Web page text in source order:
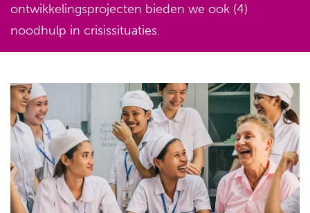
ontwikkelingsprojecten bieden we ook (4)
noodhulp in crisissituaties.